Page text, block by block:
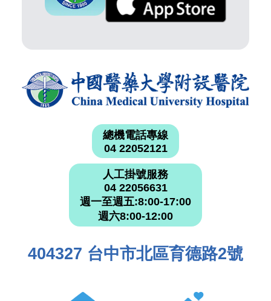
總機電話專線
04 22052121
人工掛號服務
04 22056631
週一至週五:8:00-17:00
週六8:00-12:00
404327 台中市北區育德路2號